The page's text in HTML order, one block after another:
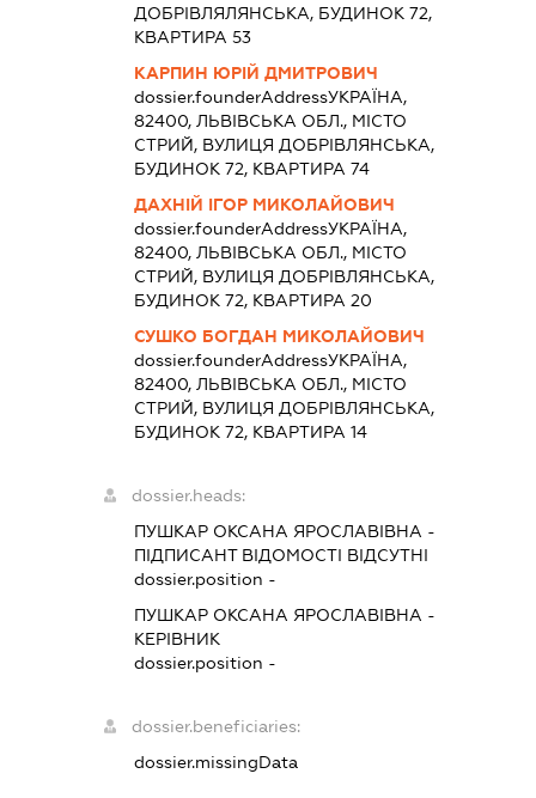
ДОБРІВЛЯЛЯНСЬКА, БУДИНОК 72,
КВАРТИРА 53
КАРПИН ЮРІЙ ДМИТРОВИЧ
dossier.founderAddressУКРАЇНА,
82400, ЛЬВІВСЬКА ОБЛ., МІСТО
СТРИЙ, ВУЛИЦЯ ДОБРІВЛЯНСЬКА,
БУДИНОК 72, КВАРТИРА 74
ДАХНІЙ ІГОР МИКОЛАЙОВИЧ
dossier.founderAddressУКРАЇНА,
82400, ЛЬВІВСЬКА ОБЛ., МІСТО
СТРИЙ, ВУЛИЦЯ ДОБРІВЛЯНСЬКА,
БУДИНОК 72, КВАРТИРА 20
СУШКО БОГДАН МИКОЛАЙОВИЧ
dossier.founderAddressУКРАЇНА,
82400, ЛЬВІВСЬКА ОБЛ., МІСТО
СТРИЙ, ВУЛИЦЯ ДОБРІВЛЯНСЬКА,
БУДИНОК 72, КВАРТИРА 14
dossier.heads:
ПУШКАР ОКСАНА ЯРОСЛАВІВНА -
ПІДПИСАНТВІДОМОСТІ ВІДСУТНІ
dossier.position -
ПУШКАР ОКСАНА ЯРОСЛАВІВНА -
КЕРІВНИК
dossier.position -
dossier.beneficiaries:
dossier.missingData